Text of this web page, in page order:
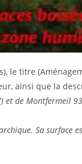
le titre
ainsi que la
et de Montfermeil
Sa surface